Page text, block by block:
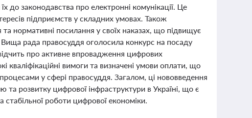
до законодавства про електронні комунікації. Це
підприємств у складних умовах. Також
нормативні посилання у своїх наказах, що підвищує
Вища рада правосуддя оголосила конкурс на посаду
про активне впровадження цифрових
кваліфікаційні вимоги та визначені умови оплати, що
у сфері правосуддя. Загалом, ці нововведення
розвитку цифрової інфраструктури в Україні, що є
стабільної роботи цифрової економіки.